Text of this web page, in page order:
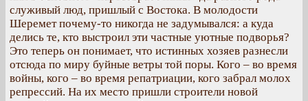
служивый люд, пришлый с Востока. В молодости
Шеремет почему-то никогда не задумывался: а куда
делись те, кто выстроил эти частные уютные подворья?
Это теперь он понимает, что истинных хозяев разнесли
отсюда по миру буйные ветры той поры. Кого – во время
войны, кого – во время репатриации, кого забрал молох
репрессий. На их место пришли строители новой